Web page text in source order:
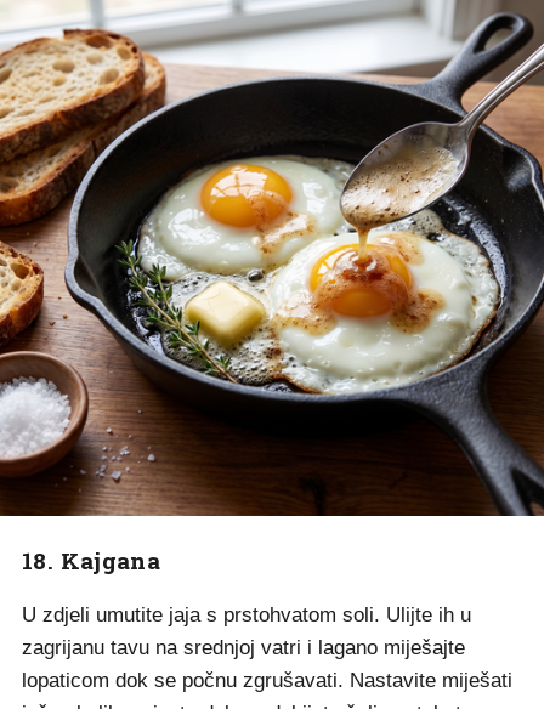
18. Kajgana
U zdjeli umutite jaja s prstohvatom soli. Ulijte ih u
zagrijanu tavu na srednjoj vatri i lagano miješajte
lopaticom dok se počnu zgrušavati. Nastavite miješati